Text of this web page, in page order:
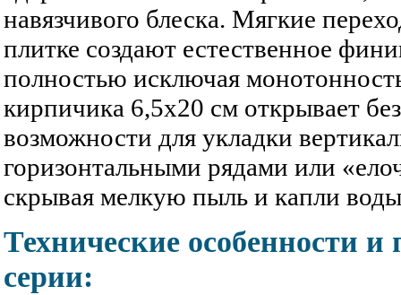
навязчивого блеска. Мягкие
плитке создают естественное
полностью исключая
кирпичика 6,5x20 см открывает
возможности для укладки
горизонтальными рядами или
скрывая мелкую пыль и капли
Технические особенности
серии: